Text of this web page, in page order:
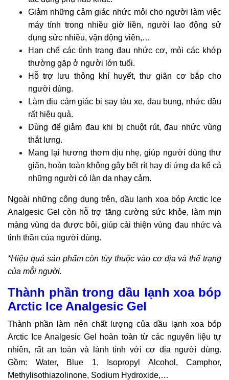
Giảm những cảm giác nhức mỏi cho người làm việc
máy tính trong nhiều giờ liền, người lao động sử
dụng sức nhiều, vận động viên,…
Hạn chế các tình trạng đau nhức cơ, mỏi các khớp
thường gặp ở người lớn tuổi.
Hỗ trợ lưu thông khí huyết, thư giãn cơ bắp cho
người dùng.
Làm dịu cảm giác bị say tàu xe, đau bụng, nhức đầu
rất hiệu quả.
Dùng để giảm đau khi bị chuột rút, đau nhức vùng
thắt lưng.
Mang lại hương thơm dịu nhẹ, giúp người dùng thư
giãn, hoàn toàn không gây bết rít hay dị ứng da kể cả
những người có làn da nhạy cảm.
Ngoài những công dụng trên, dầu lạnh xoa bóp Arctic Ice
Analgesic Gel còn hỗ trợ tăng cường sức khỏe, làm mịn
màng vùng da được bôi, giúp cải thiện vùng đau nhức và
tinh thần của người dùng.
*Hiệu quả sản phẩm còn tùy thuộc vào cơ địa và thể trạng
của mỗi người.
Thành phần trong dầu lạnh xoa bóp
Arctic Ice Analgesic Gel
Thành phần làm nên chất lượng của dầu lạnh xoa bóp
Arctic Ice Analgesic Gel hoàn toàn từ các nguyên liệu tự
nhiên, rất an toàn và lành tính với cơ địa người dùng.
Gồm: Water, Blue 1, Isopropyl Alcohol, Camphor,
Methylisothiazolinone, Sodium Hydroxide,…